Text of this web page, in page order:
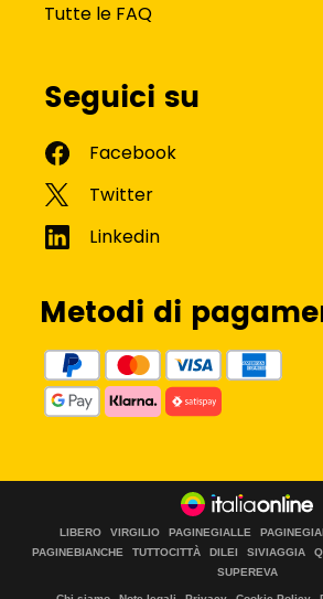
Tutte le FAQ
Seguici su
Metodi di
LIBERO VIRGILIO PAGINEGIALLE
PAGINEBIANCHE
TUTTOCITTÀ DILEI SIVIAGGIA
SUPEREVA